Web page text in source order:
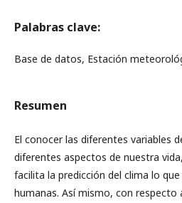
Palabras clave:
Base de datos, Estación
Resumen
El conocer las diferentes variables
diferentes aspectos de nuestra
facilita la predicción del clima lo
humanas. Así mismo, con respecto